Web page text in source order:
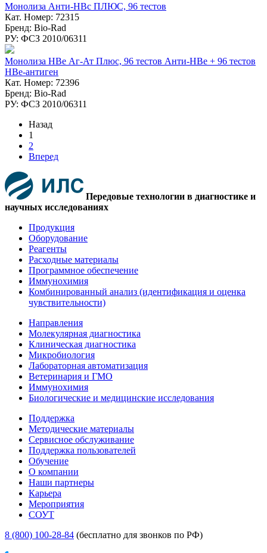
Монолиза Анти-HBc ПЛЮС, 96 тестов
Кат. Номер: 72315
Бренд: Bio-Rad
РУ: ФСЗ 2010/06311
Монолиза HBе Аг-Ат Плюс, 96 тестов Анти-НВе + 96 тестов
НВе-антиген
Кат. Номер: 72396
Бренд: Bio-Rad
РУ: ФСЗ 2010/06311
Назад
1
2
Вперед
Передовые технологии в диагностике и
научных исследованиях
Продукция
Оборудование
Реагенты
Расходные материалы
Программное обеспечение
Иммунохимия
Комбинированный анализ (идентификация и оценка
чувствительности)
Направления
Молекулярная диагностика
Клиническая диагностика
Микробиология
Лабораторная автоматизация
Ветеринария и ГМО
Иммунохимия
Биологические и медицинские исследования
Поддержка
Методические материалы
Сервисное обслуживание
Поддержка пользователей
Обучение
О компании
Наши партнеры
Карьера
Мероприятия
СОУТ
8 (800) 100-28-84 (бесплатно для звонков по РФ)